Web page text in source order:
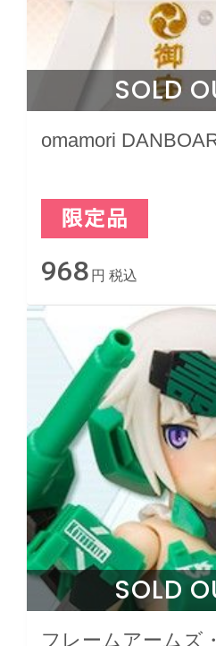
SOLD
omamori
968 円 税込
SOLD
フレームアームズ